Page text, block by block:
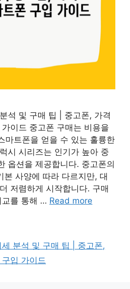
석 및 구매 팁 | 중고폰, 가격
이드 중고폰 구매는 비용을
마트폰을 얻을 수 있는 훌륭한
시 시리즈는 인기가 높아 중
옵션을 제공합니다. 중고폰의
본 사양에 따라 다르지만, 대
저렴하게 시작합니다. 구매
교를 통해 … Read more
분석 및 구매 팁 | 중고폰,
입 가이드